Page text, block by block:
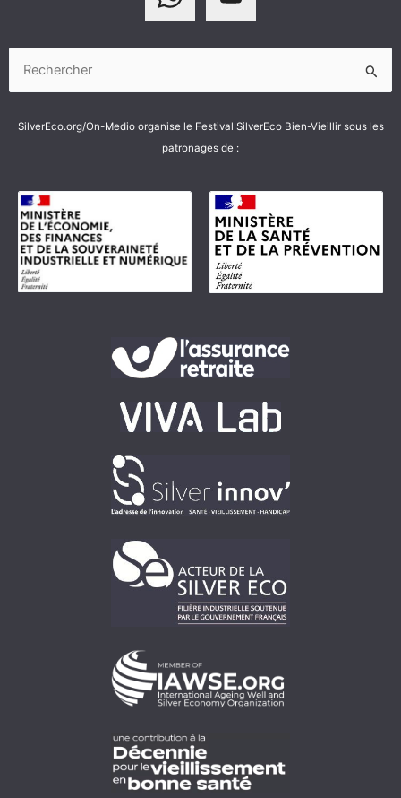
SilverEco.org/On-Medio organise le Festival SilverEco Bien-Vieillir sous les
patronages de :